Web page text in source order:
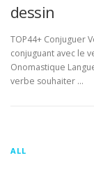
dessin
TOP44+ Conjuguer
conjuguant avec le
Onomastique
verbe souhaiter …
ALL